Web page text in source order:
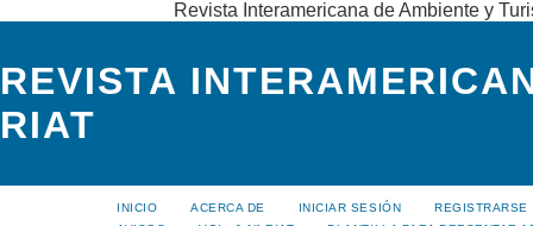
Revista Interamericana de Ambiente y
REVISTA
RIAT
INICIO ACERCA DE INICIAR SESIÓN
REGISTRARSE